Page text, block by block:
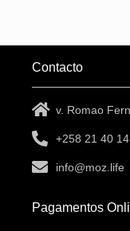
Contacto
v. Romao
+258 21 40
info@moz.life
Pagamentos